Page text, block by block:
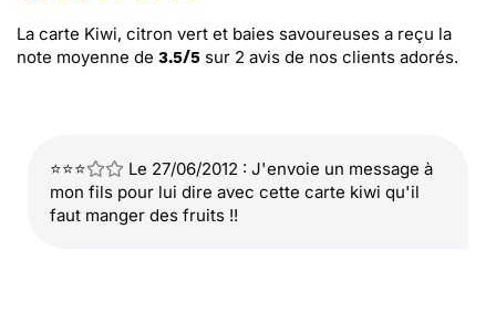
La carte Kiwi, citron vert et baies savoureuses a reçu la
note moyenne de 3.5/5 sur 2 avis de nos clients adorés.
⭐⭐⭐
Le 27/06/2012 : J'envoie un message à
mon fils pour lui dire avec cette carte kiwi qu'il
faut manger des fruits !!